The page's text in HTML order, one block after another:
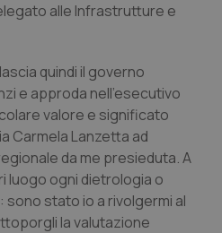
di Bolzano
alle Infrastrutture e
quindi il governo
e approda nell'esecutivo
valore e significato
Carmela Lanzetta ad
da me presieduta. A
luogo ogni dietrologia o
stato io a rivolgermi al
la valutazione